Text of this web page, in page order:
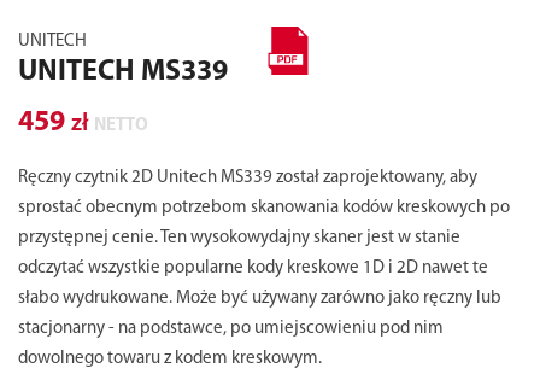
UNITECH
UNITECH MS339
459 zł NETTO
Ręczny czytnik 2D Unitech MS339 został zaprojektowany, aby
sprostać obecnym potrzebom skanowania kodów kreskowych po
przystępnej cenie. Ten wysokowydajny skaner jest w stanie
odczytać wszystkie popularne kody kreskowe 1D i 2D nawet te
słabo wydrukowane. Może być używany zarówno jako ręczny lub
stacjonarny - na podstawce, po umiejscowieniu pod nim
dowolnego towaru z kodem kreskowym.